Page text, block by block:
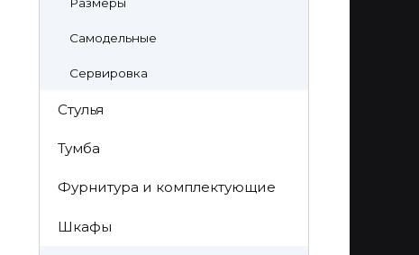
Самодельные
Сервировка
Стулья
Тумба
Фурнитура и комплектующие
Шкафы